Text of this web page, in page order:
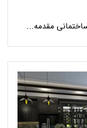
مقدمه...